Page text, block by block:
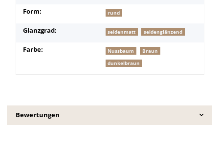
Form: rund
Glanzgrad: seidenmatt seidenglänzend
Farbe: Nussbaum
Braun
dunkelbraun
Bewertungen